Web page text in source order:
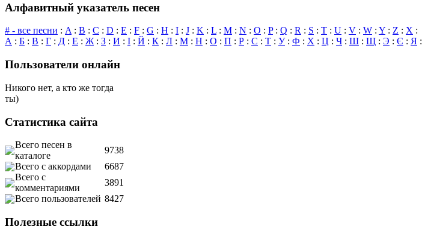
Алфавитный указатель песен
# - все песни : A : B : C : D : E : F : G : H : I : J : K : L : M : N : O : P: Q : R : S : T : U : V : W : Y : Z : X :
А : Б : В : Г : Д : Е : Ж : З : И : І : Й : К : Л : М : Н : О : П : Р : С : Т : У: Ф : Х : Ц : Ч : Ш : Щ : Э : Є : Я :
Пользователи онлайн
Никого нет, а кто же тогда
ты)
Статистика сайта
Всего песен в
каталоге
9738
Всего с аккордами
6687
Всего с
комментариями
3891
Всего пользователей 8427
Полезные ссылки